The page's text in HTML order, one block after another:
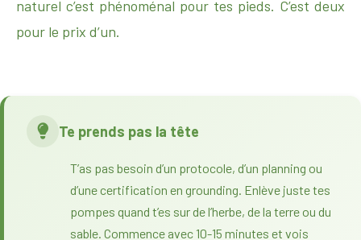
naturel c’est phénoménal pour tes pieds. C’est deux
pour le prix d’un.
Te prends pas la tête
T’as pas besoin d’un protocole, d’un planning ou
d’une certification en grounding. Enlève juste tes
pompes quand t’es sur de l’herbe, de la terre ou du
sable. Commence avec 10-15 minutes et vois